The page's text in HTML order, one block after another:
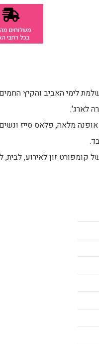
משלוחים
בכל רחבי
לימי האביב והקיץ
לארג'.
מלאה, פלאס סייז ונשים
קומפורט זון לאירוע, לבית,
משלוח חינם